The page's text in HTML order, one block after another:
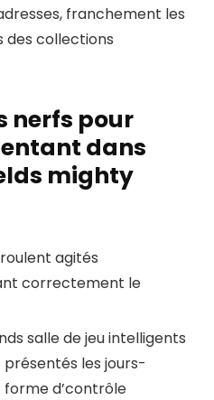
franchement les
des collections
nerfs pour
dans
mighty
agités
correctement le
salle de jeu intelligents
les jours-
forme d’contrôle